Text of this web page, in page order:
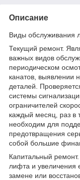
Описание
Виды обслуживания
Текущий ремонт.
важных видов
периодическом
канатов, выявлении
деталей.
системы
ограничителей
каждый месяц, раз в
необходим для
предотвращения
собой большие
Капитальный
лифта и увеличения
замене или